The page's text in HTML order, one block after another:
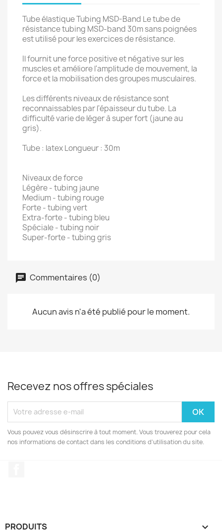
Tube élastique Tubing MSD-Band Le tube de
résistance tubing MSD-band 30m sans poignées
est utilisé pour les exercices de résistance.
Il fournit une force positive et négative sur les
muscles et améliore l'amplitude de mouvement, la
force et la mobilisation des groupes musculaires.
Les différents niveaux de résistance sont
reconnaissables par l'épaisseur du tube. La
difficulté varie de léger à super fort (jaune au
gris).
Tube : latex Longueur : 30m
Niveaux de force
Légère - tubing jaune
Medium - tubing rouge
Forte - tubing vert
Extra-forte - tubing bleu
Spéciale - tubing noir
Super-forte - tubing gris
Commentaires (0)
Aucun avis n'a été publié pour le moment.
Recevez nos offres spéciales
Vous pouvez vous désinscrire à tout moment. Vous trouverez pour cela
nos informations de contact dans les conditions d'utilisation du site.
PRODUITS 